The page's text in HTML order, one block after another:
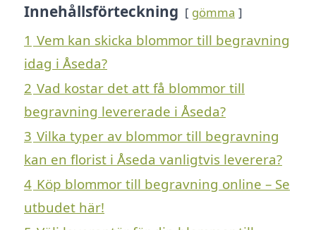
Innehållsförteckning gömma
1 Vem kan skicka blommor till begravning
idag i Åseda?
2 Vad kostar det att få blommor till
begravning levererade i Åseda?
3 Vilka typer av blommor till begravning
kan en florist i Åseda vanligtvis leverera?
4 Köp blommor till begravning online – Se
utbudet här!